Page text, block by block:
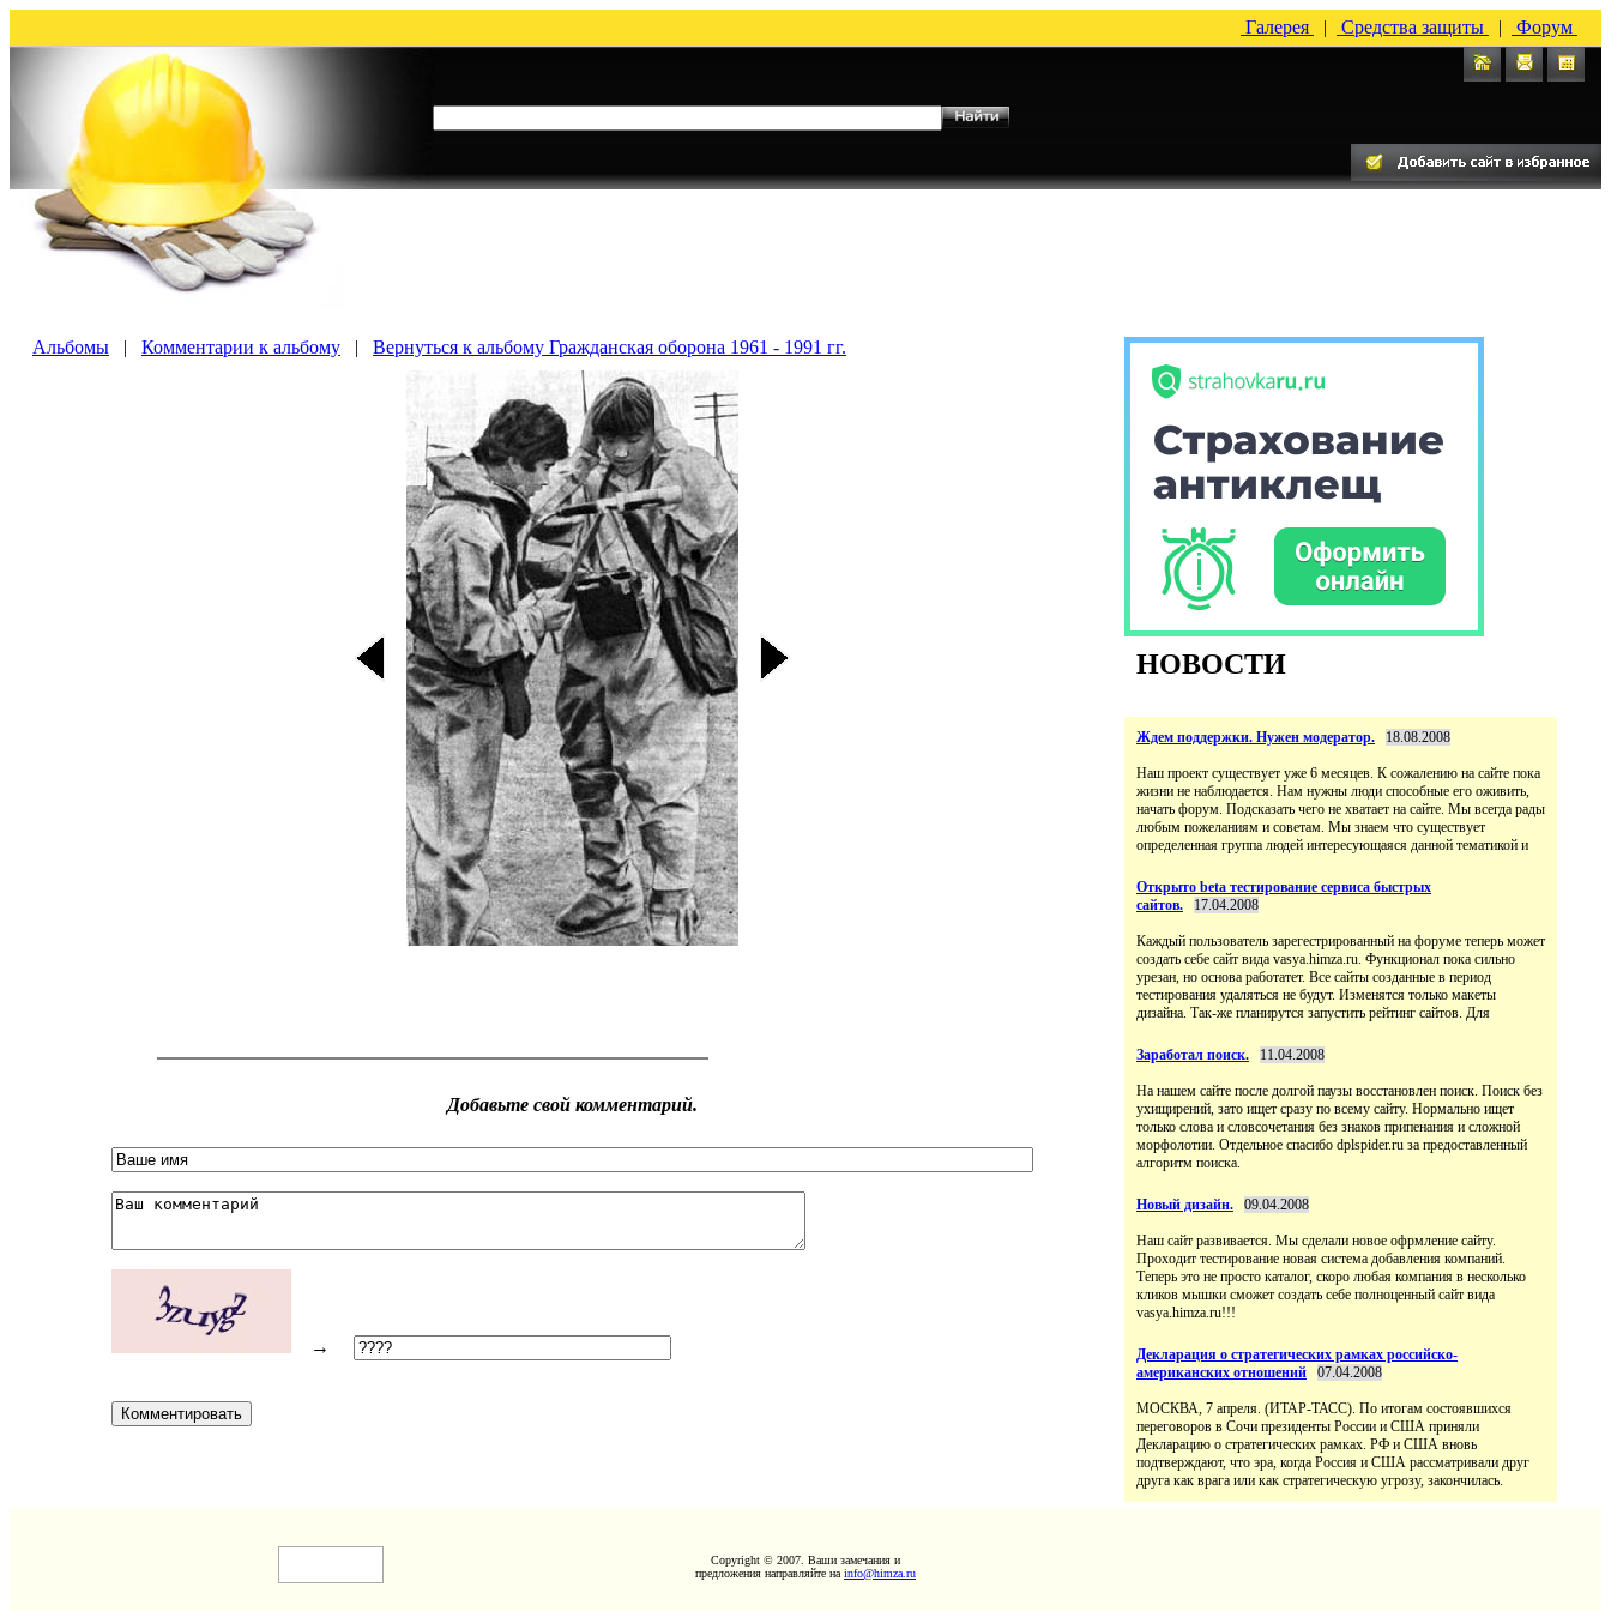
Галерея | Средства защиты | Форум
Альбомы | Комментарии к альбому | Вернуться к альбому Гражданская оборона 1961 - 1991 гг.
Добавьте свой комментарий.
→
НОВОСТИ
Ждем поддержки. Нужен модератор. 18.08.2008
Наш проект существует уже 6 месяцев. К сожалению на сайте пока
жизни не наблюдается. Нам нужны люди способные его оживить,
начать форум. Подсказать чего не хватает на сайте. Мы всегда рады
любым пожеланиям и советам. Мы знаем что существует
определенная группа людей интересующаяся данной тематикой и
Открыто beta тестирование сервиса быстрых
сайтов.
17.04.2008
Каждый пользователь зарегестрированный на форуме теперь может
создать себе сайт вида vasya.himza.ru. Функционал пока сильно
урезан, но основа работатет. Все сайты созданные в период
тестирования удаляться не будут. Изменятся только макеты
дизайна. Так-же планирутся запустить рейтинг сайтов. Для
Заработал поиск. 11.04.2008
На нашем сайте после долгой паузы восстановлен поиск. Поиск без
ухищирений, зато ищет сразу по всему сайту. Нормально ищет
только слова и словсочетания без знаков припенания и сложной
морфолотии. Отдельное спасибо dplspider.ru за предоставленный
алгоритм поиска.
Новый дизайн. 09.04.2008
Наш сайт развивается. Мы сделали новое офрмление сайту.
Проходит тестирование новая система добавления компаний.
Теперь это не просто каталог, скоро любая компания в несколько
кликов мышки сможет создать себе полноценный сайт вида
vasya.himza.ru!!!
Декларация о стратегических рамках российско-
американских отношений
07.04.2008
МОСКВА, 7 апреля. (ИТАР-ТАСС). По итогам состоявшихся
переговоров в Сочи президенты России и США приняли
Декларацию о стратегических рамках. РФ и США вновь
подтверждают, что эра, когда Россия и США рассматривали друг
друга как врага или как стратегическую угрозу, закончилась.
Copyright © 2007. Ваши замечания и
предложения направляйте на info@himza.ru